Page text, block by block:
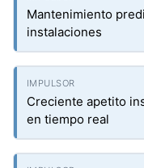
Mantenimiento
instalaciones
Creciente apetito
en tiempo real